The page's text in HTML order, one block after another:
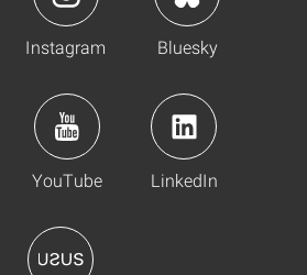
Instagram Bluesky
YouTube LinkedIn